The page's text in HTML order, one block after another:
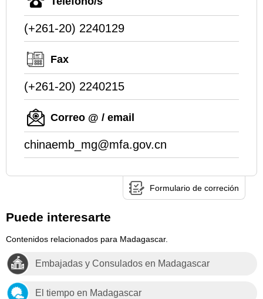
(+261-20) 2240129
Fax
(+261-20) 2240215
Correo @ / email
chinaemb_mg@mfa.gov.cn
Formulario de correción
Puede interesarte
Contenidos relacionados para Madagascar.
Embajadas y Consulados en Madagascar
El tiempo en Madagascar